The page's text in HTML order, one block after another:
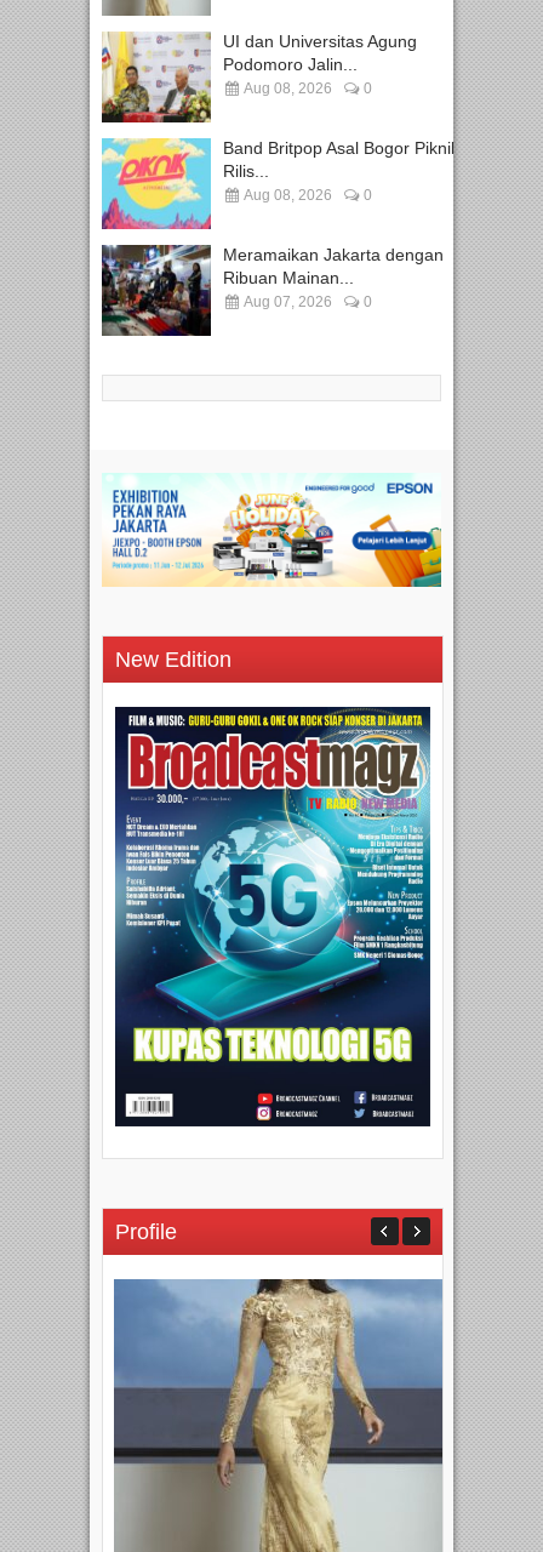
UI dan Universitas Agung
Podomoro Jalin...
Aug 08, 2026 0
Band Britpop Asal Bogor Piknik
Rilis...
Aug 08, 2026 0
Meramaikan Jakarta dengan
Ribuan Mainan...
Aug 07, 2026 0
New Edition
Profile